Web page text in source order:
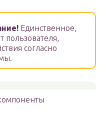
Единственное,
пользователя,
согласно